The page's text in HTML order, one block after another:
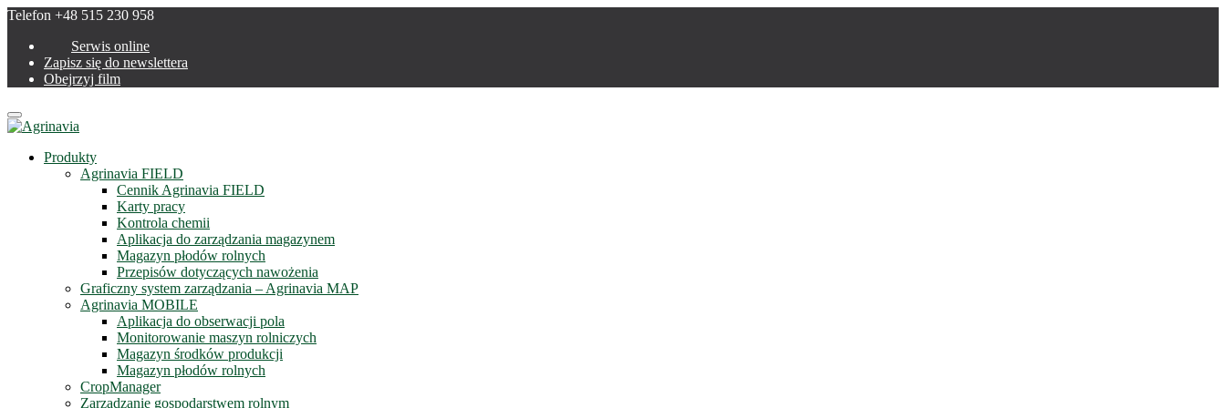
Telefon +48 515 230 958
Serwis online
Zapisz się do newslettera
Obejrzyj film
Menu
Produkty
Agrinavia FIELD
Cennik Agrinavia FIELD
Karty pracy
Kontrola chemii
Aplikacja do zarządzania magazynem
Magazyn płodów rolnych
Przepisów dotyczących nawożenia
Graficzny system zarządzania – Agrinavia MAP
Agrinavia MOBILE
Aplikacja do obserwacji pola
Monitorowanie maszyn rolniczych
Magazyn środków produkcji
Magazyn płodów rolnych
CropManager
Zarządzanie gospodarstwem rolnym